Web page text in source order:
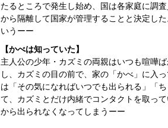
たるところで発生し始め、国は各家庭に調
から隔離して国家が管理することと決定し
いうーー
【かべは知っていた】
主人公の少年・カズミの両親はいつも喧嘩
し、カズミの目の前で、家の「かべ」に入
は「その気になればいつでも出られる」「
て、カズミとだけ内緒でコンタクトを取っ
から出られなくなってしまうーー